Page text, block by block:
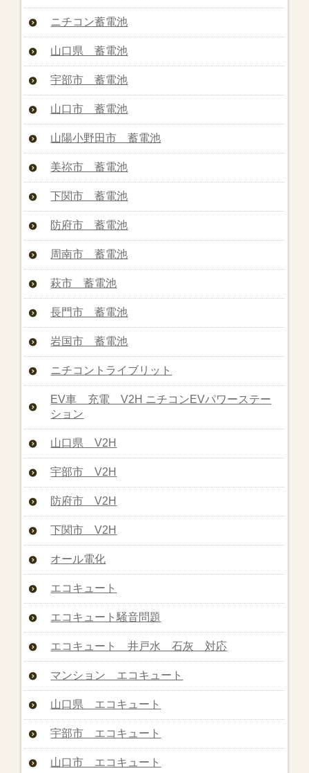
ニチコン蓄電池
山口県 蓄電池
宇部市 蓄電池
山口市 蓄電池
山陽小野田市 蓄電池
美祢市 蓄電池
下関市 蓄電池
防府市 蓄電池
周南市 蓄電池
萩市 蓄電池
長門市 蓄電池
岩国市 蓄電池
ニチコントライブリット
EV車 充電 V2H ニチコンEVパワーステー
ション
山口県 V2H
宇部市 V2H
防府市 V2H
下関市 V2H
オール電化
エコキュート
エコキュート騒音問題
エコキュート 井戸水 石灰 対応
マンション エコキュート
山口県 エコキュート
宇部市 エコキュート
山口市 エコキュート